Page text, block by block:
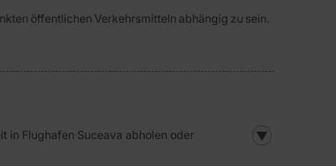
öffentlichen Verkehrsmitteln abhängig zu sein.
in Flughafen Suceava abholen oder
▼